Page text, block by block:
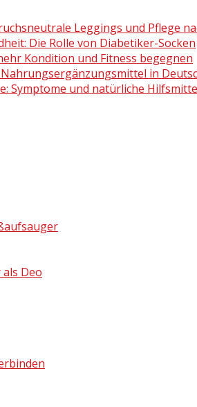
Leggings und Pflege
Die Rolle von Diabetiker-Socken
Kondition und Fitness begegnen
in
Symptome und natürliche
Deo